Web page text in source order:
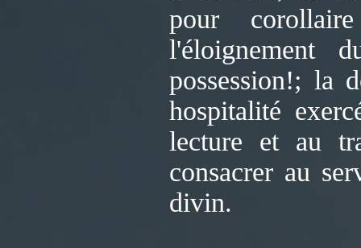
pour
l'éloignement
possession!; la
hospitalité
lecture et au
consacrer au
divin.